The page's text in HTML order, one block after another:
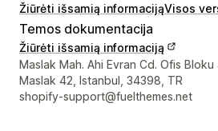
Žiūrėti išsamią informacijąVisos
Temos dokumentacija
Žiūrėti išsamią informaciją
Kūrėjo kontaktiniai duomenys
Maslak Mah. Ahi Evran Cd. Ofis
Maslak 42, Istanbul, 34398, TR
shopify-support@fuelthemes.net